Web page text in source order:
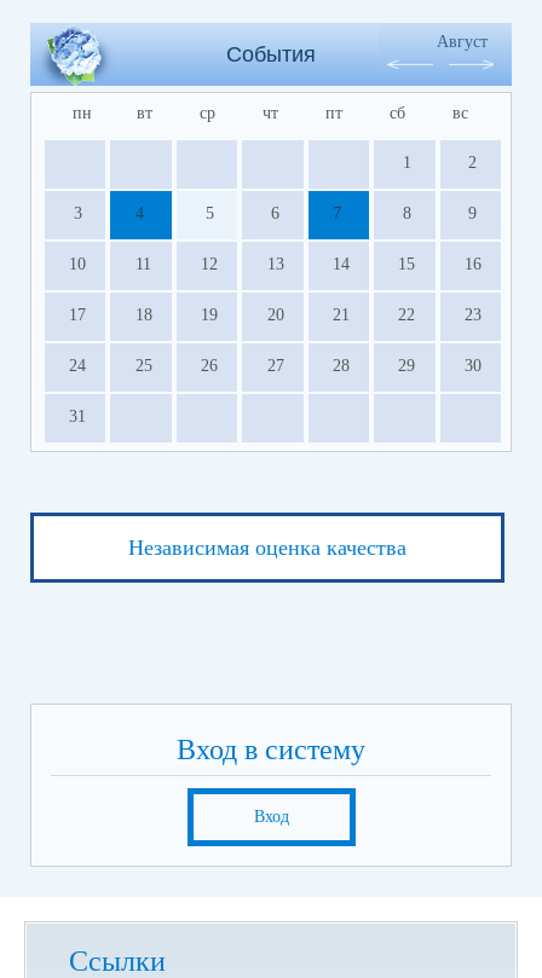
События
Август
пн вт ср чт пт сб вс
1 2
3 4 5 6 7 8 9
10 11 12 13 14 15 16
17 18 19 20 21 22 23
24 25 26 27 28 29 30
31
Независимая оценка качества
Вход в систему
Вход
Ссылки